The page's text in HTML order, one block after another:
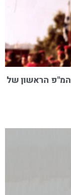
המ"פ הראשון של